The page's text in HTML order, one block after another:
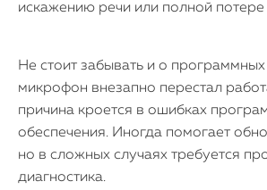
искажению речи или полной потере
Не стоит забывать и о
микрофон внезапно перестал
причина кроется в ошибках
обеспечения. Иногда помогает
но в сложных случаях требуется
диагностика.